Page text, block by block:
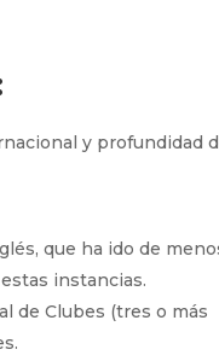
y profundidad
que ha ido de
instancias.
de Clubes (tres o más